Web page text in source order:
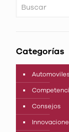
Categorías
Consejos